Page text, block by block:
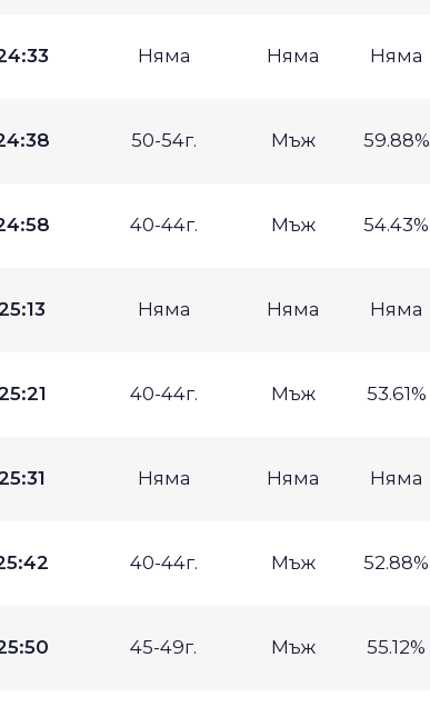
Няма Няма Няма
50-54г. Мъж 59.88%
40-44г. Мъж 54.43%
Няма Няма Няма
40-44г. Мъж 53.61%
Няма Няма Няма
40-44г. Мъж 52.88%
45-49г. Мъж 55.12%